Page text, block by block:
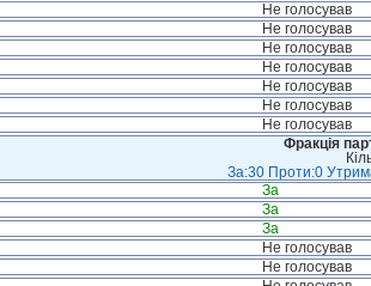
Не голосував
Не голосував
Не голосував
Не голосував
Не голосував
Не голосував
Не голосував
Фракція
За:30 Проти:0
За
За
За
Не голосував
Не голосував